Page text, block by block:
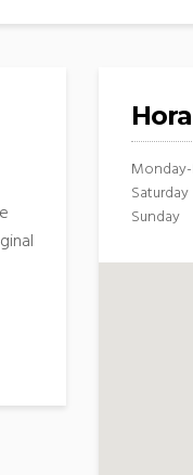
Saturday
Sunday